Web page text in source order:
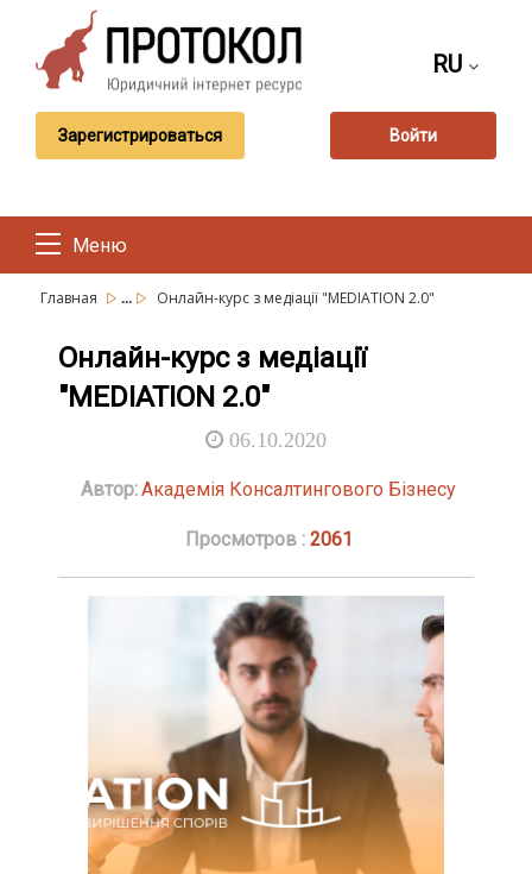
RU
Зарегистрироваться Войти
Меню
Главная ... Онлайн-курс з медіації "MEDIATION 2.0"
Онлайн-курс з медіації
"MEDIATION 2.0"
06.10.2020
Автор:Академія Консалтингового Бізнесу
Просмотров : 2061